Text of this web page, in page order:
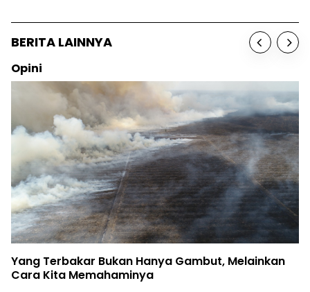
BERITA LAINNYA
Opini
Yang Terbakar Bukan Hanya Gambut, Melainkan
Cara Kita Memahaminya